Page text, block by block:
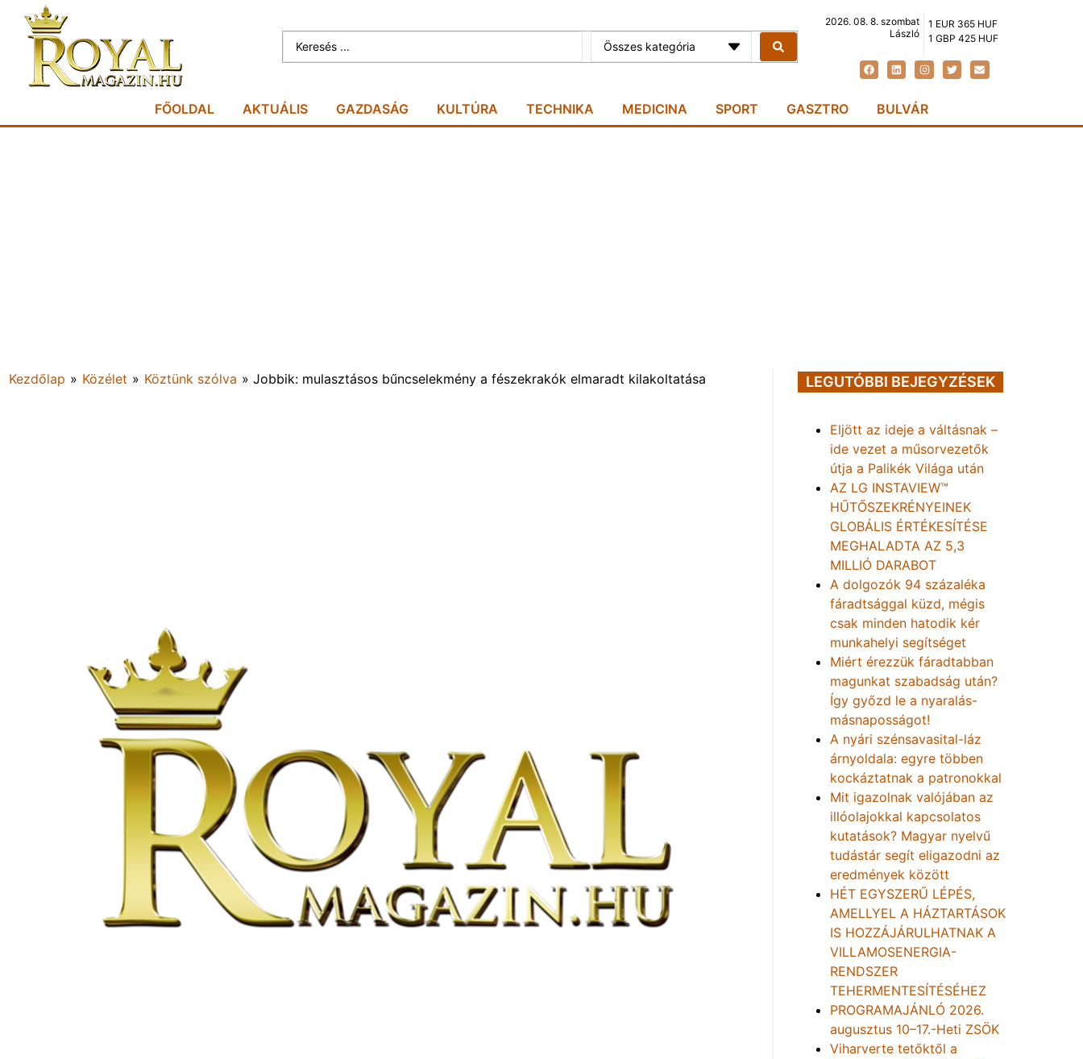
Összes kategória
2026. 08. 8. szombat
László
1 EUR 365 HUF
1 GBP 425 HUF
FŐOLDAL AKTUÁLIS GAZDASÁG KULTÚRA TECHNIKA MEDICINA SPORT GASZTRO BULVÁR
Kezdőlap » Közélet » Köztünk szólva » Jobbik: mulasztásos bűncselekmény a fészekrakók elmaradt kilakoltatása LEGUTÓBBI BEJEGYZÉSEK
Eljött az ideje a váltásnak –
ide vezet a műsorvezetők
útja a Palikék Világa után
AZ LG INSTAVIEW™
HŰTŐSZEKRÉNYEINEK
GLOBÁLIS ÉRTÉKESÍTÉSE
MEGHALADTA AZ 5,3
MILLIÓ DARABOT
A dolgozók 94 százaléka
fáradtsággal küzd, mégis
csak minden hatodik kér
munkahelyi segítséget
Miért érezzük fáradtabban
magunkat szabadság után?
Így győzd le a nyaralás-
másnaposságot!
A nyári szénsavasital-láz
árnyoldala: egyre többen
kockáztatnak a patronokkal
Mit igazolnak valójában az
illóolajokkal kapcsolatos
kutatások? Magyar nyelvű
tudástár segít eligazodni az
eredmények között
HÉT EGYSZERŰ LÉPÉS,
AMELLYEL A HÁZTARTÁSOK
IS HOZZÁJÁRULHATNAK A
VILLAMOSENERGIA-
RENDSZER
TEHERMENTESÍTÉSÉHEZ
PROGRAMAJÁNLÓ 2026.
augusztus 10–17.-Heti ZSÖK
Viharverte tetőktől a